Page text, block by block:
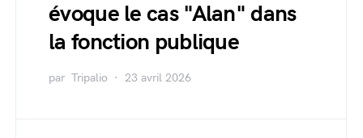
évoque le cas "Alan" dans
la fonction publique
par Tripalio 23 avril 2026